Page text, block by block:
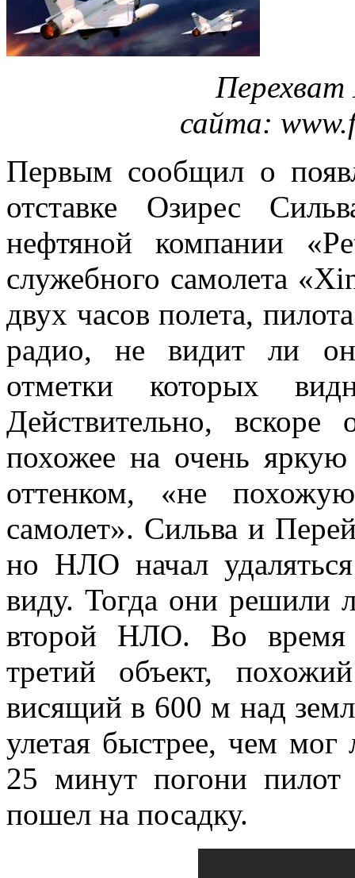
сайта:
Первым сообщил о
отставке Озирес
нефтяной компании
служебного самолета
двух часов полета,
радио, не видит ли он
отметки которых
Действительно, вскоре
похожее на очень
оттенком, «не
самолет». Сильва и
но НЛО начал
виду. Тогда они решили
второй НЛО. Во время
третий объект,
висящий в 600 м над
улетая быстрее, чем мог
25 минут погони пилот
пошел на посадку.